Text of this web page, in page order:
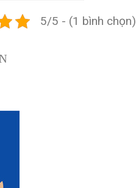
5/5 - (1 bình chọn)